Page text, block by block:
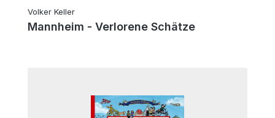
Volker Keller
Mannheim - Verlorene Schätze